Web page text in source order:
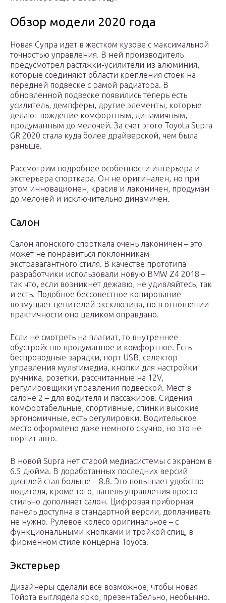
Обзор модели 2020 года
Новая Супра идет в жестком кузове с максимальной
точностью управления. В ней производитель
предусмотрел растяжки-усилители из алюминия,
которые соединяют области крепления стоек на
передней подвеске с рамой радиатора. В
обновленной подвеске появились теперь есть
усилитель, демпферы, другие элементы, которые
делают вождение комфортным, динамичным,
продуманным до мелочей. За счет этого Toyota Supra
GR 2020 стала куда более драйверской, чем была
раньше.
Рассмотрим подробнее особенности интерьера и
экстерьера спорткара. Он не оригинален, но при
этом инновационен, красив и лаконичен, продуман
до мелочей и исключительно динамичен.
Салон
Салон японского спорткала очень лаконичен – это
может не понравиться поклонникам
экстравагантного стиля. В качестве прототипа
разработчики использовали новую BMW Z4 2018 –
так что, если возникнет дежавю, не удивляйтесь, так
и есть. Подобное бессовестное копирование
возмущает ценителей эксклюзива, но в отношении
практичности оно целиком оправдано.
Если не смотреть на плагиат, то внутреннее
обустройство продуманное и комфортное. Есть
беспроводные зарядки, порт USB, селектор
управления мультимедиа, кнопки для настройки
ручника, розетки, рассчитанные на 12V,
регулировщики управления подвеской. Мест в
салоне 2 – для водителя и пассажиров. Сидения
комфортабельные, спортивные, спинки высокие
эргономичные, есть регулировки. Водительское
место оформлено даже немного скучно, но это не
портит авто.
В новой Supra нет старой медиасистемы с экраном в
6.5 дюйма. В доработанных последних версий
дисплей стал больше – 8.8. Это повышает удобство
водителя, кроме того, панель управления просто
стильно дополняет салон. Цифровая приборная
панель доступна в стандартной версии, доплачивать
не нужно. Рулевое колесо оригинальное – с
функциональными кнопками и тройкой спиц, в
фирменном стиле концерна Toyota.
Экстерьер
Дизайнеры сделали все возможное, чтобы новая
Тойота выглядела ярко, презентабельно, необычно.